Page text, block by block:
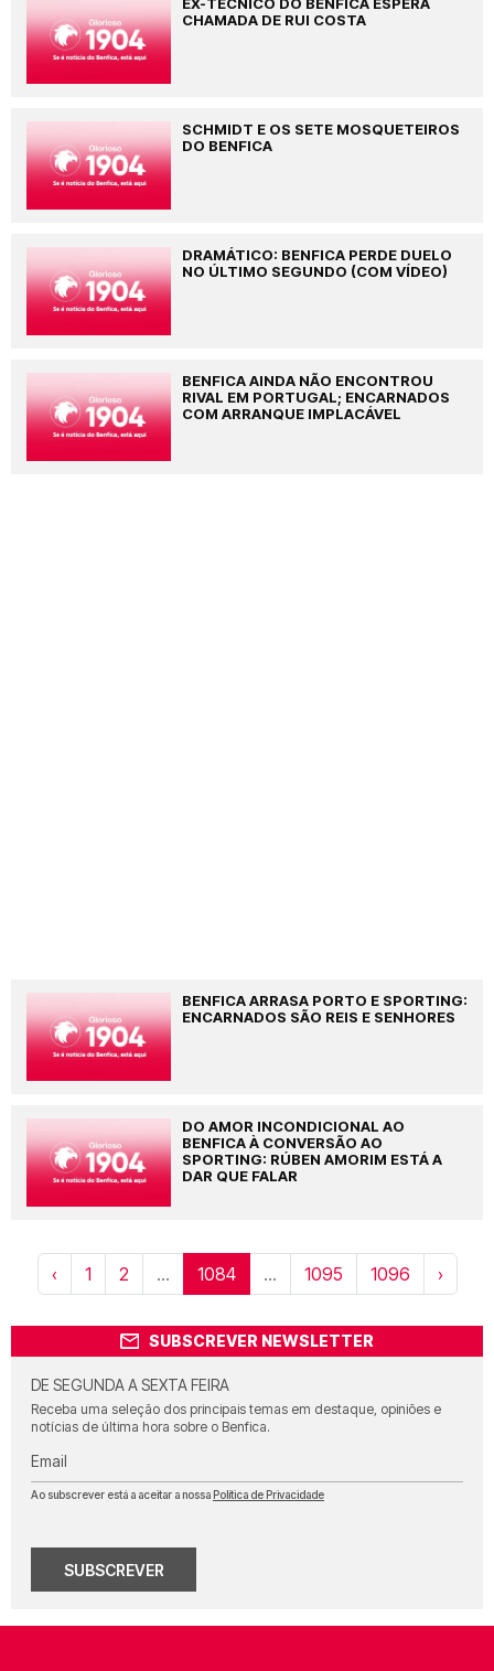
CHAMADA DE RUI COSTA
SCHMIDT E OS SETE MOSQUETEIROS
DO BENFICA
DRAMÁTICO: BENFICA PERDE DUELO
NO ÚLTIMO SEGUNDO (COM VÍDEO)
BENFICA AINDA NÃO ENCONTROU
RIVAL EM PORTUGAL; ENCARNADOS
COM ARRANQUE IMPLACÁVEL
BENFICA ARRASA PORTO E SPORTING:
ENCARNADOS SÃO REIS E SENHORES
DO AMOR INCONDICIONAL AO
BENFICA À CONVERSÃO AO
SPORTING: RÚBEN AMORIM ESTÁ A
DAR QUE FALAR
‹ 1 2 ... 1084 ... 1095 1096 ›
SUBSCREVER NEWSLETTER
DE SEGUNDA A SEXTA FEIRA
Receba uma seleção dos principais temas em destaque, opiniões e
notícias de última hora sobre o Benfica.
Email
Ao subscrever está a aceitar a nossa Política de Privacidade
SUBSCREVER